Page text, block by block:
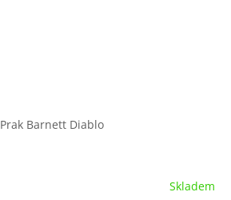
Prak Barnett Diablo
Skladem